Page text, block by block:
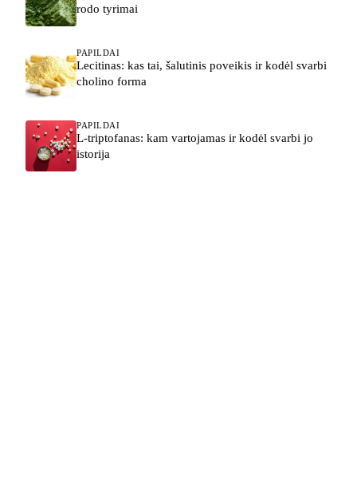
rodo tyrimai
PAPILDAI
Lecitinas: kas tai, šalutinis poveikis ir kodėl svarbi
cholino forma
PAPILDAI
L-triptofanas: kam vartojamas ir kodėl svarbi jo
istorija